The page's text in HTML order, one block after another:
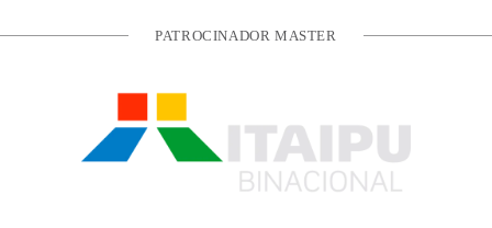
PATROCINADOR MASTER